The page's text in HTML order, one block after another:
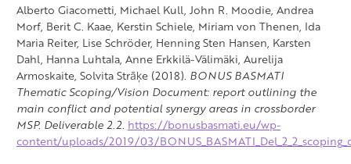
Alberto Giacometti, Michael Kull, John R. Moodie, Andrea
Morf, Berit C. Kaae, Kerstin Schiele, Miriam von Thenen, Ida
Maria Reiter, Lise Schröder, Henning Sten Hansen, Karsten
Dahl, Hanna Luhtala, Anne Erkkilä-Välimäki, Aurelija
Armoskaite, Solvita Strāķe (2018). BONUS BASMATI
Thematic Scoping/Vision Document: report outlining the
main conflict and potential synergy areas in crossborder
MSP. Deliverable 2.2. https://bonusbasmati.eu/wp-
content/uploads/2019/03/